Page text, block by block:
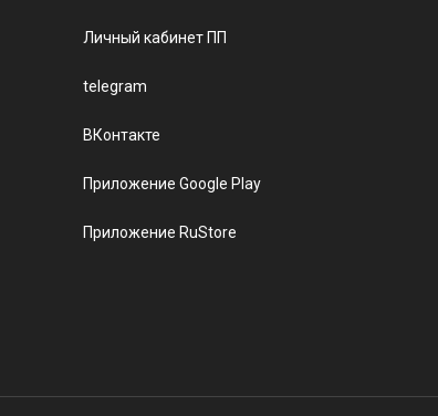
Личный кабинет ПП
telegram
ВКонтакте
Приложение Google Play
Приложение RuStore